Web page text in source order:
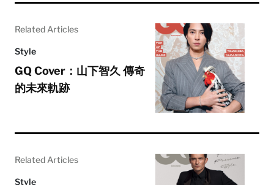
Related Articles
Style
GQ Cover：山下智久 傳奇
的未來軌跡
Related Articles
Style